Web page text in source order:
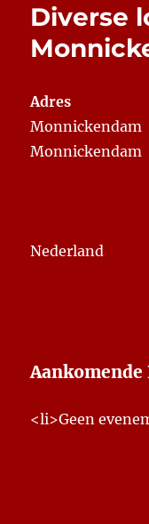
Diverse
Adres
Monnickendam
Monnickendam
Nederland
Aankomende
<li>Geen